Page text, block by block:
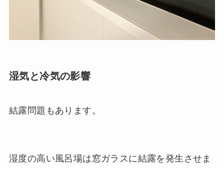
湿気と冷気の影響
結露問題もあります。
湿度の高い風呂場は窓ガラスに結露を発生させま